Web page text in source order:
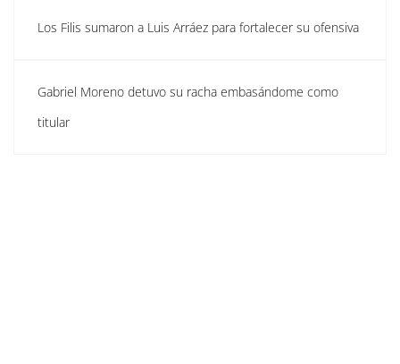
Los Filis sumaron a Luis Arráez para fortalecer su ofensiva
Gabriel Moreno detuvo su racha embasándome como
titular